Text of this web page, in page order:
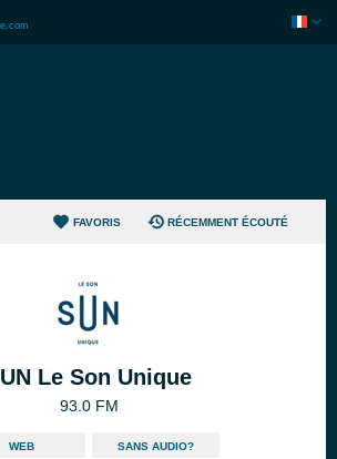
FAVORIS RÉCEMMENT ÉCOUTÉ
Le Son Unique
93.0 FM
WEB SANS AUDIO?